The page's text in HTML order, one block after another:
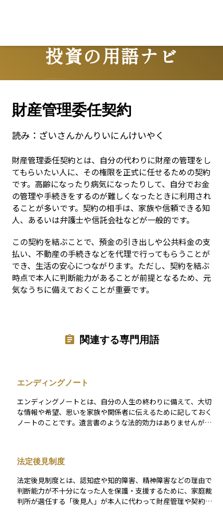
投資の用語ナビ
Terms
財産管理委任契約
読み： ざいさんかんりいにんけいやく
財産管理委任契約とは、自分の代わりに財産の管理をし
てもらいたい人に、その権限を正式に任せるための契約
です。高齢になったり病気になったりして、自分でお金
の管理や手続きをするのが難しくなったときに利用され
ることが多いです。契約の相手は、家族や信頼できる知
人、あるいは弁護士や信託会社などが一般的です。
この契約を結ぶことで、預金の引き出しや公共料金の支
払い、不動産の手続きなどを代理で行ってもらうことが
でき、生活の安心につながります。ただし、契約を結ぶ
時点で本人に判断能力があることが前提となるため、元
気なうちに備えておくことが重要です。
関連する専門用語
エンディングノート
エンディングノートとは、自分の人生の終わりに備えて、大切
な情報や希望、思いを家族や関係者に伝えるために記しておく
ノートのことです。遺言書のような法的効力はありませんが、
助けになります。 資産運用の観点でも、保有している金融資産
や保険、不動産などの情報を明確にしておくことで、相続人が
スムーズに把握・管理できるようになります。エンディングノ
ートは「人生の整理帳」とも言える存在であり、自分の意思を
形にする大切な準備の一つです。
法定後見制度
法定後見制度とは、認知症や知的障害、精神障害などの理由で
判断能力が不十分になった人を保護・支援するために、家庭裁
判所が選任する「後見人」が本人に代わって財産管理や契約行